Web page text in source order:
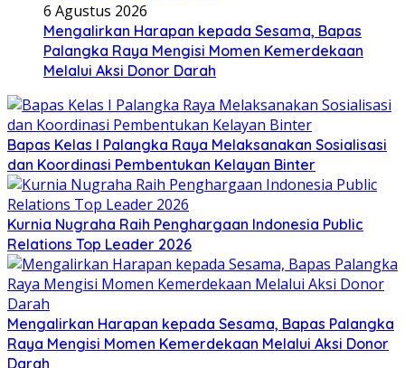
6 Agustus 2026
Mengalirkan Harapan kepada Sesama, Bapas
Palangka Raya Mengisi Momen Kemerdekaan
Melalui Aksi Donor Darah
Bapas Kelas I Palangka Raya Melaksanakan Sosialisasi
dan Koordinasi Pembentukan Kelayan Binter
Kurnia Nugraha Raih Penghargaan Indonesia Public
Relations Top Leader 2026
Mengalirkan Harapan kepada Sesama, Bapas Palangka
Raya Mengisi Momen Kemerdekaan Melalui Aksi Donor
Darah